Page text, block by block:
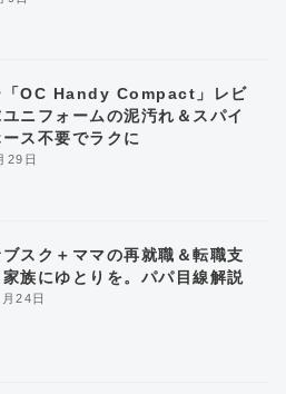
29日
「OC Handy Compact」レビ
ニフォームの泥汚れ＆スパイ
ス不要でラクに
24日
スク＋ママの再就職＆転職支
族にゆとりを。パパ目線解説